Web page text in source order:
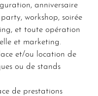
anniversaire
workshop, soirée
et toute opération
et marketing.
et/ou location de
ou de stands
de prestations